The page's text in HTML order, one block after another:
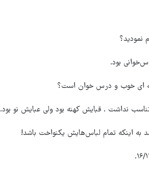
نمودید؟
بود.
ای خوب و درس خوان است؟
نداشت . قبایش کهنه بود ولی عبایش نو بود.
به اینکه تمام لباس‌هایش یکنواخت باشد!
محور مقاومت، آمریکا را
در منطقه درمانده کرد